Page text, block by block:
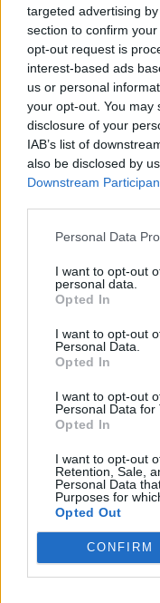
targeted advertising
section to confirm
opt-out request is
interest-based ads
us or personal
your opt-out. You may
disclosure of your
IAB’s list of
also be disclosed by
Downstream
Personal Data
I want to opt-out
personal data.
Opted In
I want to opt-out
Personal Data.
Opted In
I want to opt-out
Personal Data for
Opted In
I want to opt-out
Retention, Sale,
Personal Data
Purposes for
Opted Out
CONFIRM
Θέσεις εργασίας
Όλες οι Θέσεις Εργασίας
Θέσεις Εργασίας ανά
Θέσεις Εργασίας ανά
Κέντρο Βοήθειας